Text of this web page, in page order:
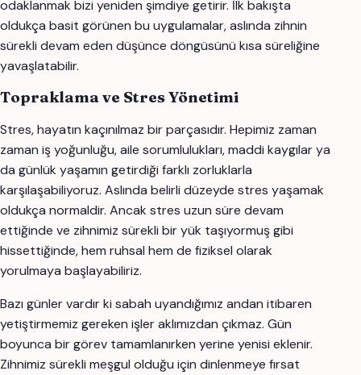
odaklanmak bizi yeniden şimdiye getirir. İlk bakışta
oldukça basit görünen bu uygulamalar, aslında zihnin
sürekli devam eden düşünce döngüsünü kısa süreliğine
yavaşlatabilir.
Topraklama ve Stres Yönetimi
Stres, hayatın kaçınılmaz bir parçasıdır. Hepimiz zaman
zaman iş yoğunluğu, aile sorumlulukları, maddi kaygılar ya
da günlük yaşamın getirdiği farklı zorluklarla
karşılaşabiliyoruz. Aslında belirli düzeyde stres yaşamak
oldukça normaldir. Ancak stres uzun süre devam
ettiğinde ve zihnimiz sürekli bir yük taşıyormuş gibi
hissettiğinde, hem ruhsal hem de fiziksel olarak
yorulmaya başlayabiliriz.
Bazı günler vardır ki sabah uyandığımız andan itibaren
yetiştirmemiz gereken işler aklımızdan çıkmaz. Gün
boyunca bir görev tamamlanırken yerine yenisi eklenir.
Zihnimiz sürekli meşgul olduğu için dinlenmeye fırsat